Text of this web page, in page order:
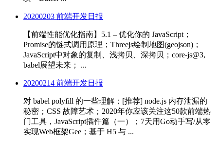
20200203 前端开发日报
【前端性能优化指南】5.1 – 优化你的 JavaScript；
Promise的链式调用原理；Threejs绘制地图(geojson)；
JavaScript中对象的复制、浅拷贝、深拷贝；core-js@3,
babel展望未来； ...
20200214 前端开发日报
对 babel polyfill 的一些理解；[推荐] node.js 内存泄漏的
秘密；CSS 故障艺术；2020年你应该关注这50款前端热
门工具，JavaScript插件篇（一）；7天用Go动手写/从零
实现Web框架Gee；基于 H5 与 ...